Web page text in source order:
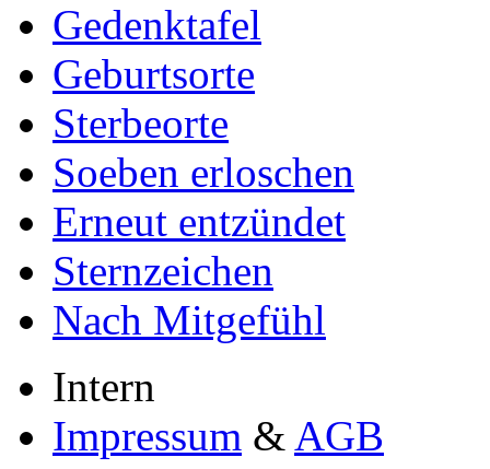
Gedenktafel
Geburtsorte
Sterbeorte
Soeben erloschen
Erneut entzündet
Sternzeichen
Nach Mitgefühl
Intern
Impressum & AGB